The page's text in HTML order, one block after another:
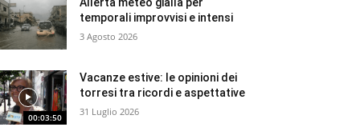
temporali improvvisi e intensi
3 Agosto 2026
00:03:50
Vacanze estive: le opinioni dei
torresi tra ricordi e aspettative
31 Luglio 2026